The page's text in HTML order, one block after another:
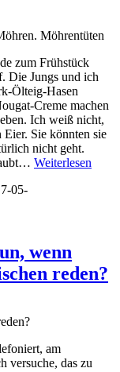
zum Frühstück
Die Jungs und ich
Ölteig-Hasen
Creme machen
Ich weiß nicht,
Sie könnten sie
nicht geht.
Weiterlesen
05-
wenn
reden?
am
versuche, das zu